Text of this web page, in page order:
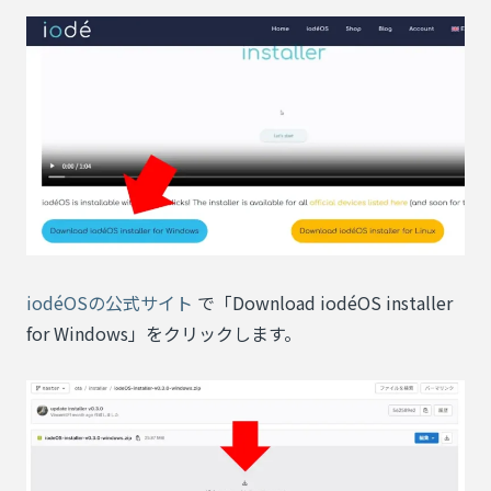
iodéOSの公式サイト で「Download iodéOS installer
for Windows」をクリックします。